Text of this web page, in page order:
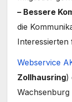
– Bessere
die
Interessierten
Webservice
Zollhausring)